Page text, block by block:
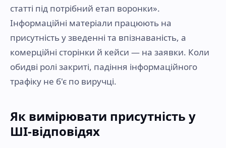
статті під потрібний етап воронки».
Інформаційні матеріали працюють на
присутність у зведенні та впізнаваність, а
комерційні сторінки й кейси — на заявки. Коли
обидві ролі закриті, падіння інформаційного
трафіку не б'є по виручці.
Як вимірювати присутність у
ШІ-відповідях